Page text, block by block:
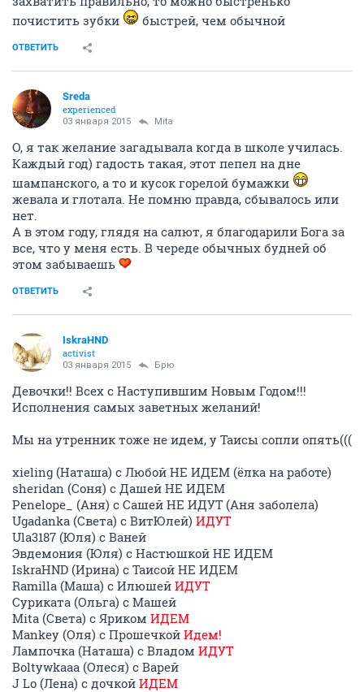
почистить зубки
быстрей, чем обычной
ОТВЕТИТЬ
Sreda
experienced
03 января 2015 Mita
О, я так желание загадывала когда в школе училась.
Каждый год) гадость такая, этот пепел на дне
шампанского, а то и кусок горелой бумажки
жевала и глотала. Не помню правда, сбывалось или
нет.
А в этом году, глядя на салют, я благодарили Бога за
все, что у меня есть. В череде обычных будней об
этом забываешь
ОТВЕТИТЬ
IskraHND
activist
03 января 2015 Брю
Девочки!! Всех с Наступившим Новым Годом!!!
Исполнения самых заветных желаний!
Мы на утренник тоже не идем, у Таисы сопли опять(((
xieling (Наташа) с Любой НЕ ИДЕМ (ёлка на работе)
sheridan (Соня) с Дашей НЕ ИДЕМ
Penelope_ (Аня) с Сашей НЕ ИДУТ (Аня заболела)
Ugadanka (Света) с ВитЮлей) ИДУТ
Ula3187 (Юля) с Ваней
Эвдемония (Юля) с Настюшкой НЕ ИДЕМ
IskraHND (Ирина) с Таисой НЕ ИДЕМ
Ramilla (Маша) с Илюшей ИДУТ
Суриката (Ольга) с Машей
Mita (Света) с Яриком ИДЕМ
Mankey (Оля) с Прошечкой Идем!
Лампочка (Наташа) с Владом ИДУТ
Boltywkaaa (Олеся) с Варей
J Lo (Лена) с дочкой ИДЕМ